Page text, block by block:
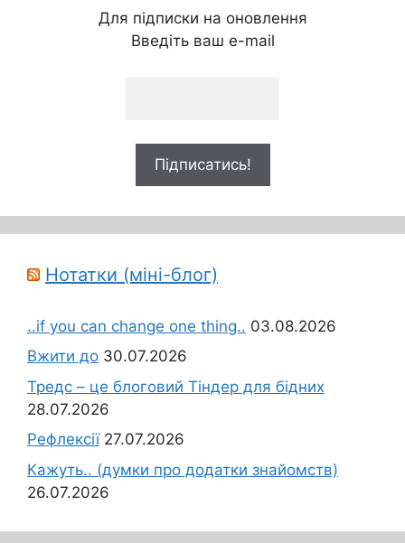
Для підписки на оновлення
Введіть ваш e-mail
Нотатки (міні-блог)
..if you can change one thing.. 03.08.2026
Вжити до 30.07.2026
Тредс – це блоговий Тіндер для бідних
28.07.2026
Рефлексії 27.07.2026
Кажуть.. (думки про додатки знайомств)
26.07.2026